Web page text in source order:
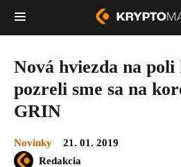
Nová hviezda na
pozreli sme sa na
GRIN
Novinky
21. 01. 2019
Redakcia